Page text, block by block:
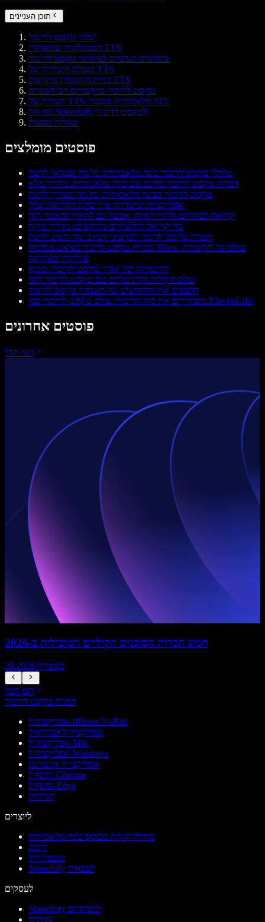
תוכן העניינים
מהו טקסט לדיבור?
הטכנולוגיה שמאחורי TTS
שימושים מעשיים לציטוטי טקסט לדיבור
העולם היצירתי של TTS
בניית והתאמת פתרונות TTS
טקסט לדיבור בהקשרים רב־לשוניים
העתיד של TTS: בינה מלאכותית ומעבר
נסו את Speechify לטקסט לדיבור
שאלות נפוצות
פוסטים מומלצים
מחולל טקסט לדיבור בינה מלאכותית: כל מה שכדאי לדעת
המרת טקסט לדיבור בחינם עם בינה מלאכותית: מדריך מלא
טקסט לדיבור בבינה מלאכותית: כל מה שצריך לדעת
אפליקציות שישדרגו את יכולת הקריאה שלך
קריאה לעיוורים ולקויי ראייה: אפשר גם להאזין למאמר הזה
כלי קריאה לתלמידים מתקשים: מדריך מקיף
המרת טקסט לדיבור לסרטוני יוטיוב: מה חשוב לדעת
המרת טקסט לדיבור בצ'אט מסיבות Xbox: עולם של תקשורת
יצירתית ומצחיקה
הדינמיקה של אורך טקסט לדיבור: מבוא
עולם הקולות הדיגיטליים עם טקסט‑לדיבור לופי
חושפים את החידושים של מעבדת טקסט לדיבור
משחררים את כוח הדיבור: עולם טקסט-לדיבור כמו ElevenLabs
פוסטים אחרונים
הצג הכל
חמש חברות הסוכנים הקוליים המובילות ב-2026
28 באפריל 2026
הצג הכל
המרת טקסט לדיבור
אפליקציה ל-iPhone ול-iPad
אפליקציה לאנדרואיד
אפליקציה ל-Mac
אפליקציה ל-Windows
אפליקציית אינטרנט
תוסף ל-Chrome
תוסף ל-Edge
הורדות
ליוצרים
מחולל קולות מבוסס בינה מלאכותית
דיבוב
שכפול קול
Speechify לעבודה
לעסקים
Speechify למפתחים
צוותים